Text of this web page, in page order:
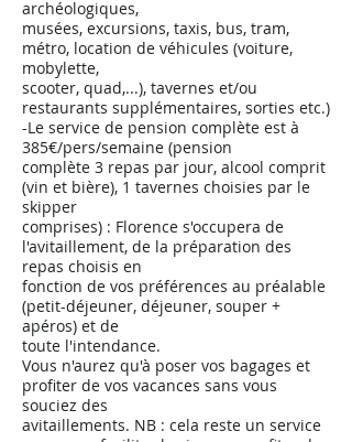
archéologiques,
musées, excursions, taxis, bus, tram,
métro, location de véhicules (voiture,
mobylette,
scooter, quad,...), tavernes et/ou
restaurants supplémentaires, sorties etc.)
-Le service de pension complète est à
385€/pers/semaine (pension
complète 3 repas par jour, alcool comprit
(vin et bière), 1 tavernes choisies par le
skipper
comprises) : Florence s'occupera de
l'avitaillement, de la préparation des
repas choisis en
fonction de vos préférences au préalable
(petit-déjeuner, déjeuner, souper +
apéros) et de
toute l'intendance.
Vous n'aurez qu'à poser vos bagages et
profiter de vos vacances sans vous
souciez des
avitaillements. NB : cela reste un service